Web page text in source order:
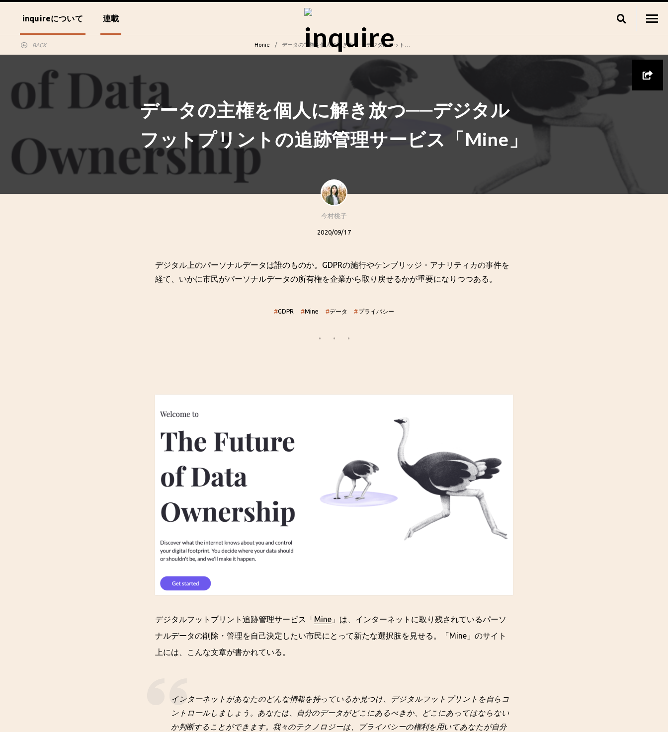
inquireについて 連載
BACK Home データの主権を個人に解き放つ──デジタルフットプリントの追跡管理サービス「Mine」
データの主権を個人に解き放つ──デジタル
フットプリントの追跡管理サービス「Mine」
今村桃子
2020/09/17
デジタル上のパーソナルデータは誰のものか。GDPRの施行やケンブリッジ・アナリティカの事件を
経て、いかに市民がパーソナルデータの所有権を企業から取り戻せるかが重要になりつつある。
#GDPR #Mine #データ #プライバシー
デジタルフットプリント追跡管理サービス「Mine 」は、インターネットに取り残されているパーソ
ナルデータの削除・管理を自己決定したい市民にとって新たな選択肢を見せる。「Mine」のサイト
上には、こんな文章が書かれている。
インターネットがあなたのどんな情報を持っているか見つけ、デジタルフットプリントを自らコ
ントロールしましょう。あなたは、自分のデータがどこにあるべきか、どこにあってはならない
か判断することができます。我々のテクノロジーは、プライバシーの権利を用いてあなたが自分